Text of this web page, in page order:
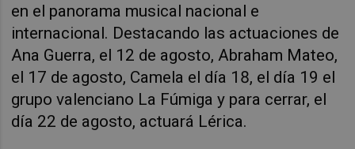
en el panorama musical nacional e
internacional. Destacando las actuaciones de
Ana Guerra, el 12 de agosto, Abraham Mateo,
el 17 de agosto, Camela el día 18, el día 19 el
grupo valenciano La Fúmiga y para cerrar, el
día 22 de agosto, actuará Lérica.